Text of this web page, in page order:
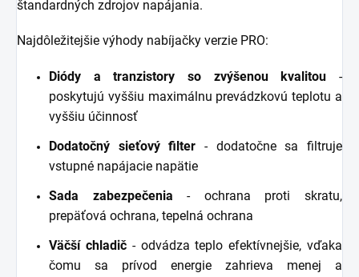
štandardných zdrojov napájania.
Najdôležitejšie výhody nabíjačky verzie PRO:
Diódy a tranzistory so zvýšenou kvalitou -
poskytujú vyššiu maximálnu prevádzkovú teplotu a
vyššiu účinnosť
Dodatočný sieťový filter - dodatočne sa filtruje
vstupné napájacie napätie
Sada zabezpečenia - ochrana proti skratu,
prepäťová ochrana, tepelná ochrana
Väčší chladič- odvádza teplo efektívnejšie, vďaka
čomu sa prívod energie zahrieva menej a